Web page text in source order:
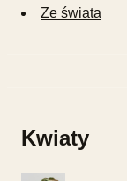
Ze świata
Kwiaty